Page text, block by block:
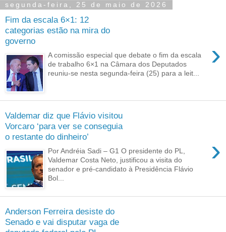
segunda-feira, 25 de maio de 2026
Fim da escala 6×1: 12
categorias estão na mira do
governo
›
A comissão especial que debate o fim da escala
de trabalho 6×1 na Câmara dos Deputados
reuniu-se nesta segunda-feira (25) para a leit...
Valdemar diz que Flávio visitou
Vorcaro ‘para ver se conseguia
o restante do dinheiro’
›
Por Andréia Sadi – G1 O presidente do PL,
Valdemar Costa Neto, justificou a visita do
senador e pré-candidato à Presidência Flávio
Bol...
Anderson Ferreira desiste do
Senado e vai disputar vaga de